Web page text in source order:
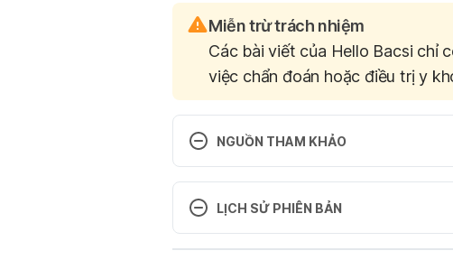
Miễn trừ trách nhiệm
Các bài viết của Hello Bacsi chỉ
việc chẩn đoán hoặc điều trị y
NGUỒN THAM KHẢO
http://www.parents.com/kids/
Ngày truy cập 21/10/2017
LỊCH SỬ PHIÊN BẢN